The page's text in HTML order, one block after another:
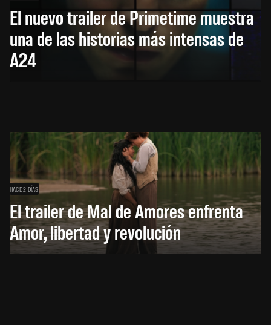
El nuevo trailer de Primetime muestra
una de las historias más intensas de
A24
HACE 2 DÍAS
El trailer de Mal de Amores enfrenta
Amor, libertad y revolución